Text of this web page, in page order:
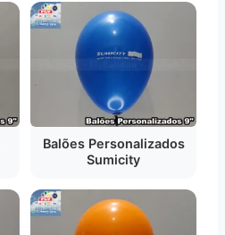
Balões Personalizados
Sumicity